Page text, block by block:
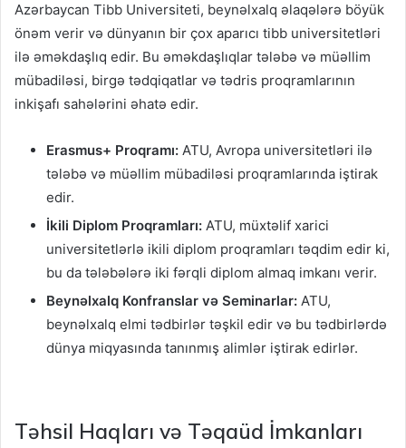
Azərbaycan Tibb Universiteti, beynəlxalq əlaqələrə böyük
önəm verir və dünyanın bir çox aparıcı tibb universitetləri
ilə əməkdaşlıq edir. Bu əməkdaşlıqlar tələbə və müəllim
mübadiləsi, birgə tədqiqatlar və tədris proqramlarının
inkişafı sahələrini əhatə edir.
Erasmus+ Proqramı: ATU, Avropa universitetləri ilə
tələbə və müəllim mübadiləsi proqramlarında iştirak
edir.
İkili Diplom Proqramları: ATU, müxtəlif xarici
universitetlərlə ikili diplom proqramları təqdim edir ki,
bu da tələbələrə iki fərqli diplom almaq imkanı verir.
Beynəlxalq Konfranslar və Seminarlar: ATU,
beynəlxalq elmi tədbirlər təşkil edir və bu tədbirlərdə
dünya miqyasında tanınmış alimlər iştirak edirlər.
Təhsil Haqları və Təqaüd İmkanları